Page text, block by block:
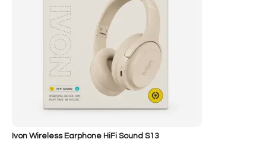
Ivon Wireless Earphone HiFi Sound S13